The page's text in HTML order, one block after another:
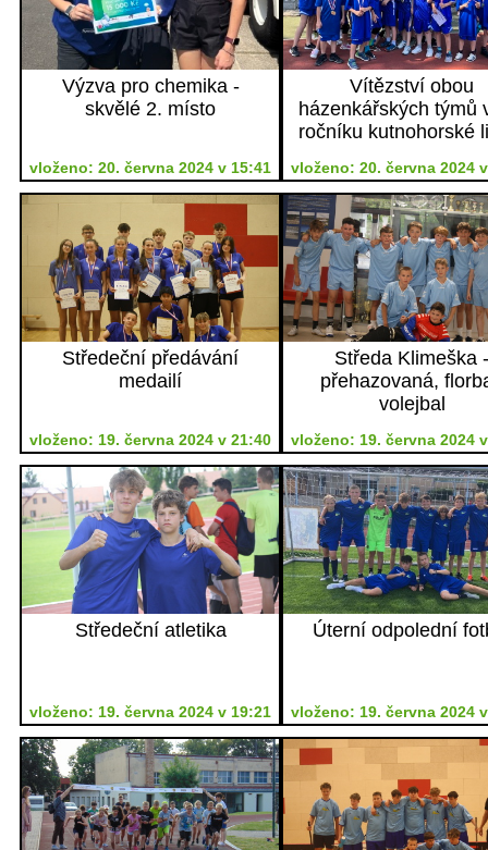
Výzva pro chemika -
skvělé 2. místo
vloženo: 20. června 2024 v 15:41
Vítězství obou
házenkářských týmů
ročníku kutnohorské
vloženo: 20. června 2024
Středeční předávání
medailí
vloženo: 19. června 2024 v 21:40
Středa Klimeška -
přehazovaná,
volejbal
vloženo: 19. června 2024
Středeční atletika
vloženo: 19. června 2024 v 19:21
Úterní odpolední
vloženo: 19. června 2024